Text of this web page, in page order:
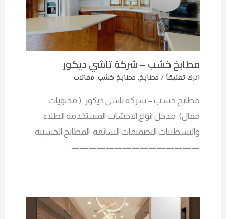
مطابخ خشب – شركة تاشي ديكور
اترك تعليقاً /مطابخ ,مطابخ خشب, مقالات
مطابخ خشب – شركة تاشي ديكور ( محتويات
مقال): مدخل انواع الاخشاب المستخدمة الطلاء
والتشطيبات التصميمات الشائعة المطابخ الخشبية
———————————————…